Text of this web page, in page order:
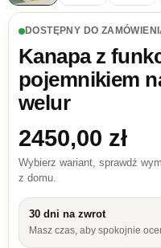
DOSTĘPNY DO
Kanapa z
pojemnikiem
welur
2450,00 zł
Wybierz wariant, sprawdź
z domu.
30 dni na zwrot
Masz czas, aby spokojnie